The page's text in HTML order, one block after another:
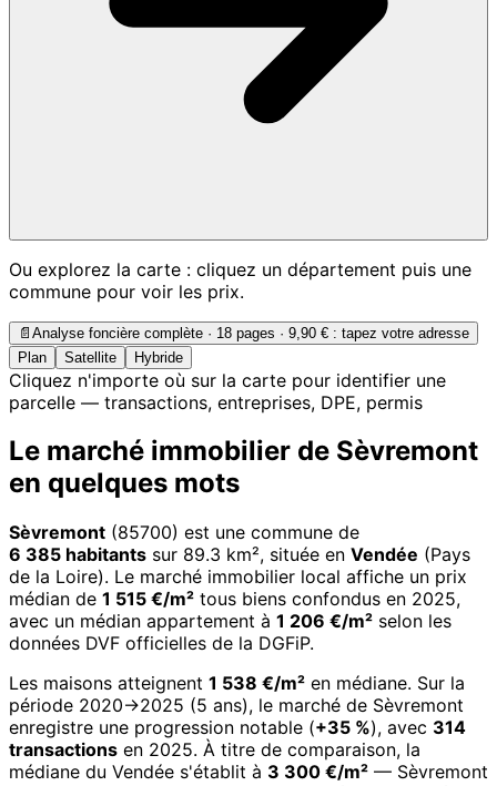
Ou explorez la carte : cliquez un département puis une
commune pour voir les prix.
📄 Analyse foncière complète · 18 pages · 9,90 € : tapez votre adresse
Plan
Satellite Hybride
Cliquez n'importe où sur la carte pour identifier une
parcelle — transactions, entreprises, DPE, permis
Le marché immobilier de Sèvremont
en quelques mots
Sèvremont (85700) est une commune de
6 385 habitants sur 89.3 km², située en Vendée (Pays
de la Loire). Le marché immobilier local affiche un prix
médian de 1 515 €/m² tous biens confondus en 2025,
avec un médian appartement à 1 206 €/m² selon les
données DVF officielles de la DGFiP.
Les maisons atteignent 1 538 €/m² en médiane. Sur la
période 2020→2025 (5 ans), le marché de Sèvremont
enregistre une progression notable (+35 %), avec 314
transactions en 2025. À titre de comparaison, la
médiane du Vendée s'établit à 3 300 €/m² — Sèvremont